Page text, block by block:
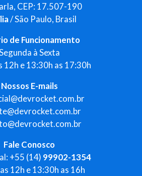
CEP: 17.507-190
/ São Paulo, Brasil
de Funcionamento
à Sexta
12h e 13:30h as 17:30h
Nossos E-mails
Fale Conosco
+55 (14) 99902-1354
12h e 13:30h as 16h